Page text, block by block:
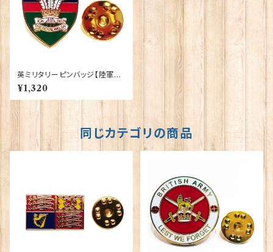
英ミリタリーピンバッジ【陸軍=T
he Royal Walsh】Tradition 9
0043-M093
¥1,320
同じカテゴリの商品